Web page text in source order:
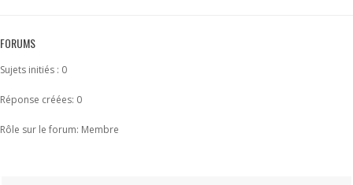
FORUMS
Sujets initiés : 0
Réponse créées: 0
Rôle sur le forum: Membre